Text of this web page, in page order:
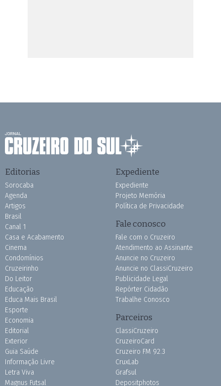
Editorias
Sorocaba
Agenda
Artigos
Brasil
Canal 1
Casa e Acabamento
Cinema
Condomínios
Cruzeirinho
Do Leitor
Educação
Educa Mais Brasil
Esporte
Economia
Editorial
Exterior
Guia Saúde
Informação Livre
Letra Viva
Magnus Futsal
Expediente
Expediente
Projeto Memória
Política de Privacidade
Fale conosco
Fale com o Cruzeiro
Atendimento ao Assinante
Anuncie no Cruzeiro
Anuncie no ClassiCruzeiro
Publicidade Legal
Repórter Cidadão
Trabalhe Conosco
Parceiros
ClassiCruzeiro
CruzeiroCard
Cruzeiro FM 92.3
CruxLab
Grafsul
Depositphotos